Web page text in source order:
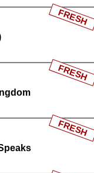
FRESH
FRESH
FRESH